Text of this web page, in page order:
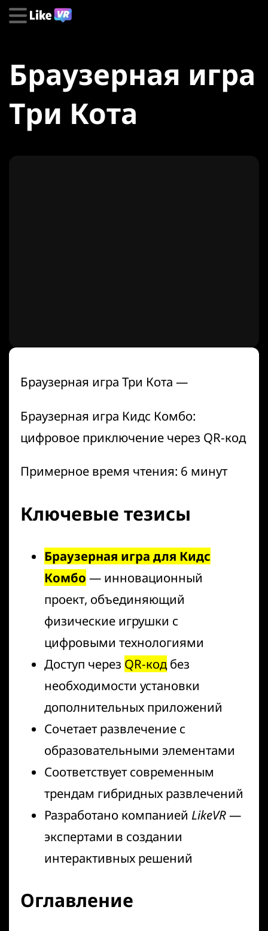
Браузерная игра
Три Кота
Браузерная игра Три Кота —
Браузерная игра Кидс Комбо:
цифровое приключение через QR-код
Примерное время чтения: 6 минут
Ключевые тезисы
Браузерная игра для Кидс
Комбо — инновационный
проект, объединяющий
физические игрушки с
цифровыми технологиями
Доступ через QR-кодбез
необходимости установки
дополнительных приложений
Сочетает развлечение с
образовательными элементами
Соответствует современным
трендам гибридных развлечений
Разработано компанией LikeVR—
экспертами в создании
интерактивных решений
Оглавление